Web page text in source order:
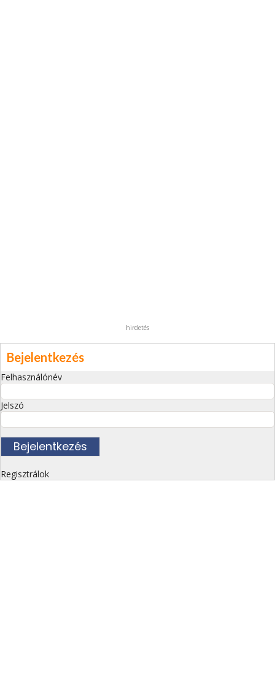
hirdetés
Bejelentkezés
Felhasználónév
Jelszó
Regisztrálok